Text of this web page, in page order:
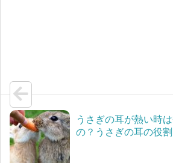
e
うさぎの耳が熱い時
の？うさぎの耳の役割